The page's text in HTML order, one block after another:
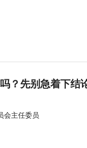
？先别急着下结
会主任委员